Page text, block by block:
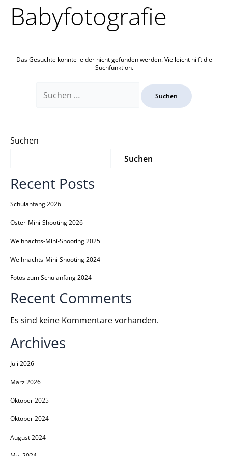
Inhalt
springenBabyfotografie
Das Gesuchte konnte leider nicht gefunden werden. Vielleicht hilft die
Suchfunktion.
nach:
Suchen
Suchen
Recent Posts
Schulanfang 2026
Oster-Mini-Shooting 2026
Weihnachts-Mini-Shooting 2025
Weihnachts-Mini-Shooting 2024
Fotos zum Schulanfang 2024
Recent Comments
Es sind keine Kommentare vorhanden.
Archives
Juli 2026
März 2026
Oktober 2025
Oktober 2024
August 2024